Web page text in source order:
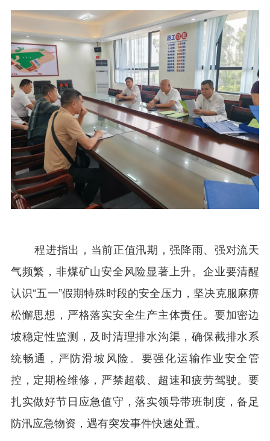
程进指出，当前正值汛期，强降雨、强对流天
气频繁，非煤矿山安全风险显著上升。企业要清醒
认识“五一”假期特殊时段的安全压力，坚决克服麻痹
松懈思想，严格落实安全生产主体责任。要加密边
坡稳定性监测，及时清理排水沟渠，确保截排水系
统畅通，严防滑坡风险。要强化运输作业安全管
控，定期检维修，严禁超载、超速和疲劳驾驶。要
扎实做好节日应急值守，落实领导带班制度，备足
防汛应急物资，遇有突发事件快速处置。